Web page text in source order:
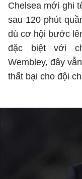
Chelsea mới ghi
sau 120 phút
dù cơ hội bước
đặc biệt với
Wembley, đây
thất bại cho đội